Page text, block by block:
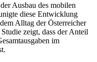
Ausbau des mobilen
diese Entwicklung
Alltag der Österreicher
zeigt, dass der Anteil
im